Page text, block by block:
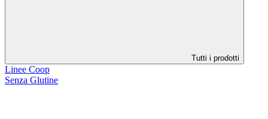
Tutti i prodotti
Linee Coop
Senza Glutine